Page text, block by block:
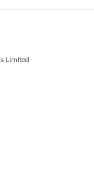
Limited